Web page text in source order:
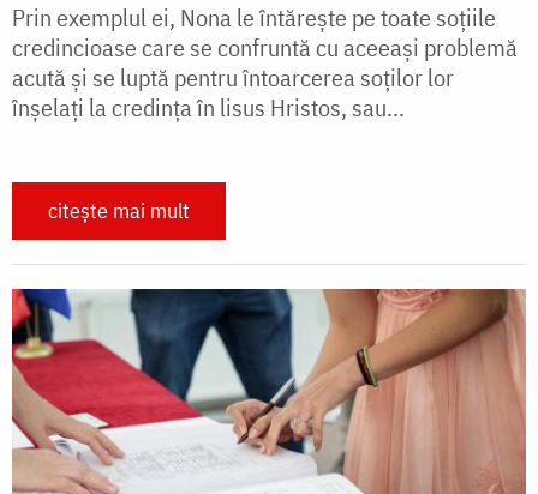
Prin exemplul ei, Nona le întărește pe toate soțiile
credincioase care se confruntă cu aceeași problemă
acută și se luptă pentru întoarcerea soților lor
înșelați la credința în lisus Hristos, sau...
citește mai mult